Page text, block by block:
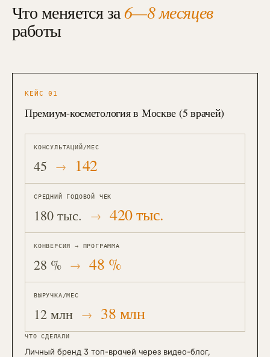
Что меняется за6—8 месяцев
работы
КЕЙС01
Премиум-косметология в Москве (5 врачей)
КОНСУЛЬТАЦИЙ/МЕС
45 142
СРЕДНИЙ ГОДОВОЙ ЧЕК
180 тыс. 420 тыс.
КОНВЕРСИЯ → ПРОГРАММА
28 % 48 %
ВЫРУЧКА/МЕС
12 млн 38 млн
ЧТО СДЕЛАЛИ
Личный бренд 3 топ-врачей через видео-блог,